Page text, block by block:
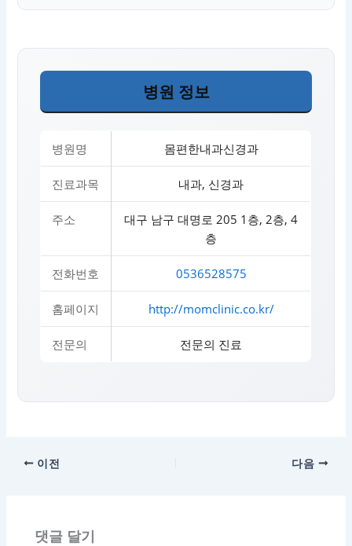
병원 정보
병원명 몸편한내과신경과
진료과목 내과, 신경과
주소
대구 남구 대명로 205 1층, 2층, 4
층
전화번호 0536528575
홈페이지 http://momclinic.co.kr/
전문의 전문의 진료
이전 다음
댓글 달기